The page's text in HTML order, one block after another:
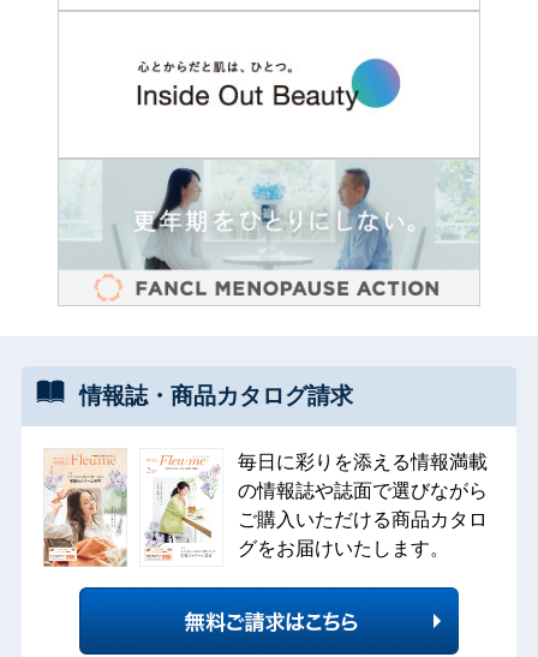
情報誌・ 商品カタログ請求
毎日に彩りを添える情報満載
の情報誌や誌面で選びながら
ご購入いただける商品カタロ
グをお届けいたします。